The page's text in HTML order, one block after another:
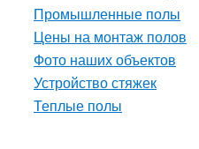
Промышленные полы
Цены на монтаж полов
Фото наших объектов
Устройство стяжек
Теплые полы